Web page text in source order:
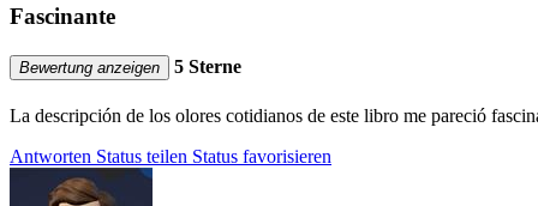
Fascinante
Bewertung anzeigen 5 Sterne
La descripción de los olores cotidianos de este libro me pareció
Antworten Status teilen Status favorisieren